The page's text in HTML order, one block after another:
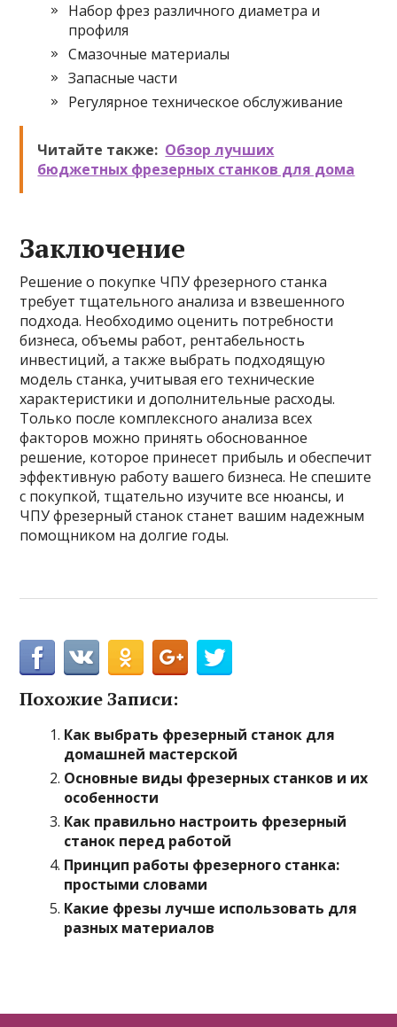
Набор фрез различного диаметра и
профиля
Смазочные материалы
Запасные части
Регулярное техническое обслуживание
Читайте также: Обзор лучших
бюджетных фрезерных станков для дома
Заключение
Решение о покупке ЧПУ фрезерного станка
требует тщательного анализа и взвешенного
подхода. Необходимо оценить потребности
бизнеса, объемы работ, рентабельность
инвестиций, а также выбрать подходящую
модель станка, учитывая его технические
характеристики и дополнительные расходы.
Только после комплексного анализа всех
факторов можно принять обоснованное
решение, которое принесет прибыль и обеспечит
эффективную работу вашего бизнеса. Не спешите
с покупкой, тщательно изучите все нюансы, и
ЧПУ фрезерный станок станет вашим надежным
помощником на долгие годы.
Похожие Записи:
Как выбрать фрезерный станок для
домашней мастерской
Основные виды фрезерных станков и их
особенности
Как правильно настроить фрезерный
станок перед работой
Принцип работы фрезерного станка:
простыми словами
Какие фрезы лучше использовать для
разных материалов